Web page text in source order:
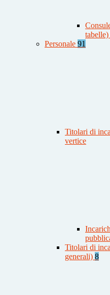
tabelle)
Personale 91
Titolari di
vertice
Titolari di
generali) 8